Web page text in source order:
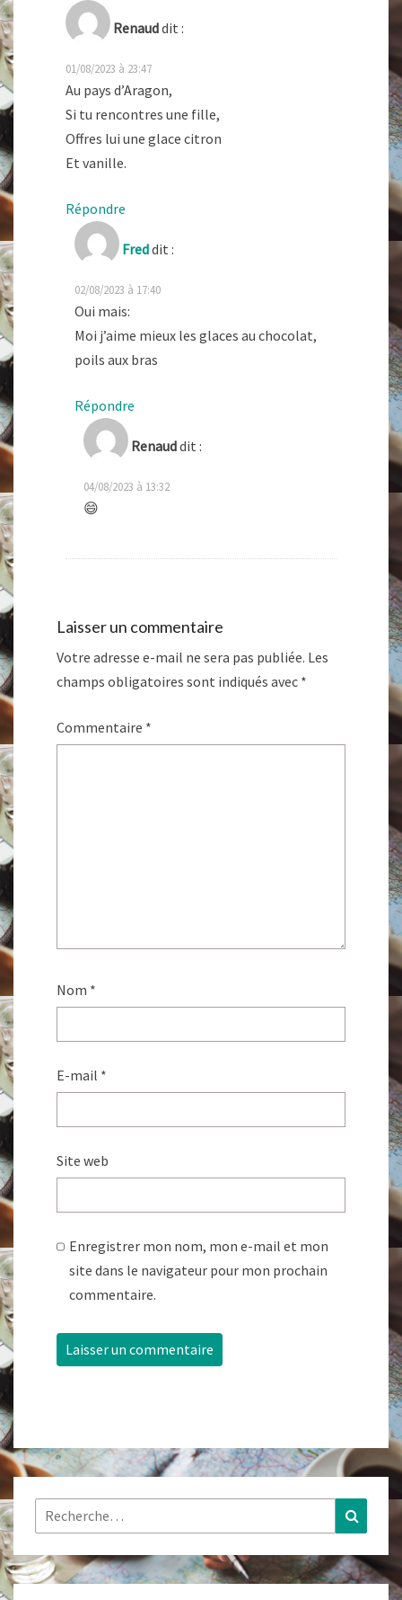
Renauddit :
01/08/2023 à 23:47
Au pays d’Aragon,
Si tu rencontres une fille,
Offres lui une glace citron
Et vanille.
Répondre
Freddit :
02/08/2023 à 17:40
Oui mais:
Moi j’aime mieux les glaces au chocolat,
poils aux bras
Répondre
Renauddit :
04/08/2023 à 13:32
😄
Laisser un commentaire
Votre adresse e-mail ne sera pas publiée. Les
champs obligatoires sont indiqués avec *
Commentaire *
Nom *
E-mail *
Site web
Enregistrer mon nom, mon e-mail et mon
site dans le navigateur pour mon prochain
commentaire.
Rechercher :